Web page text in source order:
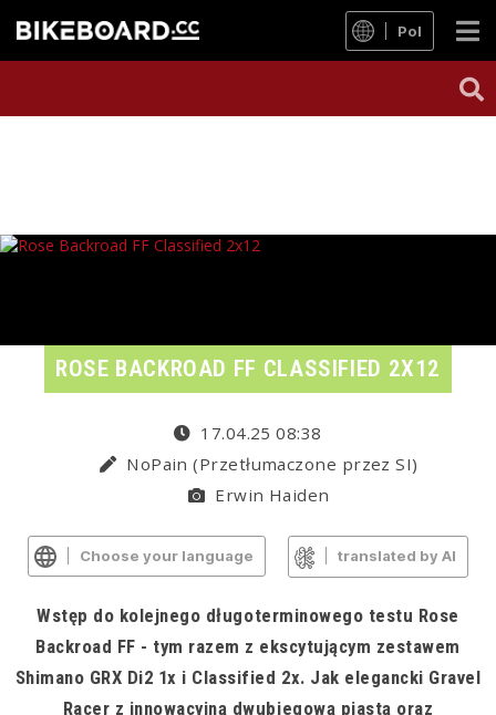
Pol
ROSE BACKROAD FF CLASSIFIED 2X12
17.04.25 08:38
NoPain (Przetłumaczone przez SI)
Erwin Haiden
Choose your language translated by AI
Wstęp do kolejnego długoterminowego testu Rose
Backroad FF - tym razem z ekscytującym zestawem
Shimano GRX Di2 1x i Classified 2x. Jak elegancki Gravel
Racer z innowacyjną dwubiegową piastą oraz